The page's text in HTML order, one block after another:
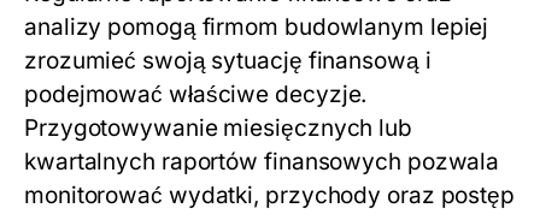
analizy pomogą firmom budowlanym lepiej
zrozumieć swoją sytuację finansową i
podejmować właściwe decyzje.
Przygotowywanie miesięcznych lub
kwartalnych raportów finansowych pozwala
monitorować wydatki, przychody oraz postęp